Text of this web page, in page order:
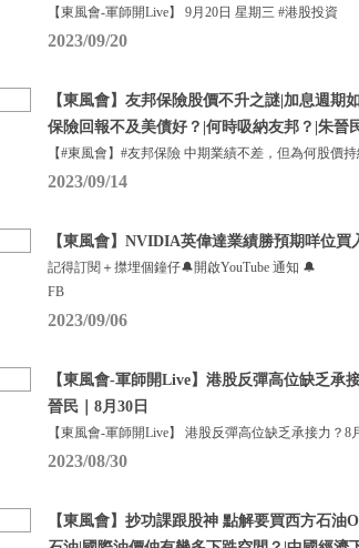
【東風會-軍師開Live】 9月20日 星期三 #港股投資
2023/09/20
【東風會】友邦保險股價不升之謎|加息週期
保險回報不及美債好？|何時吸納友邦？|朱晉
【#東風會】#友邦保險 中期業績不差，但為何股價
2023/09/14
【東風會】NVIDIA英偉達業績勝預期咩位買
記得訂閱＋㩒埋個鐘仔🔔開啟YouTube 通知 🔔
FB
2023/09/06
【東風會-軍師開Live】港股反彈高位缺乏承
晉民｜8月30日
【東風會-軍師開Live】 港股反彈高位缺乏承接力？8
2023/08/30
【東風會】抄功課跟股神 點解要買西方石油